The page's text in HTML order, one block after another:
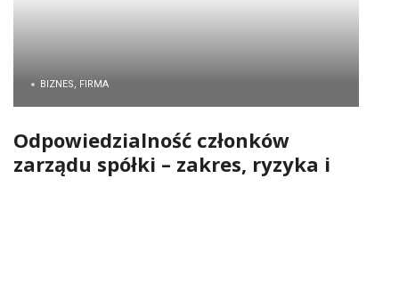
BIZNES, FIRMA
Odpowiedzialność członków
zarządu spółki – zakres, ryzyka i